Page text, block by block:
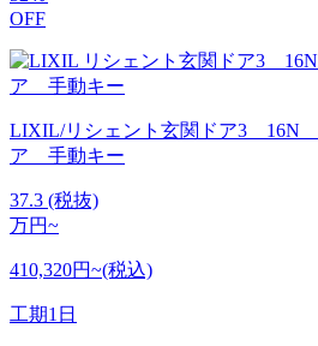
OFF
LIXIL/リシェント玄関ドア3 16N
ア 手動キー
37.3 (税抜)
万円~
410,320円~(税込)
工期1日